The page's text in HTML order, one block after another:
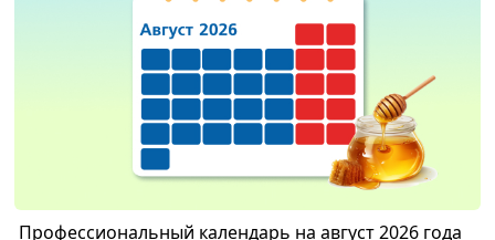
Профессиональный календарь на август 2026 года